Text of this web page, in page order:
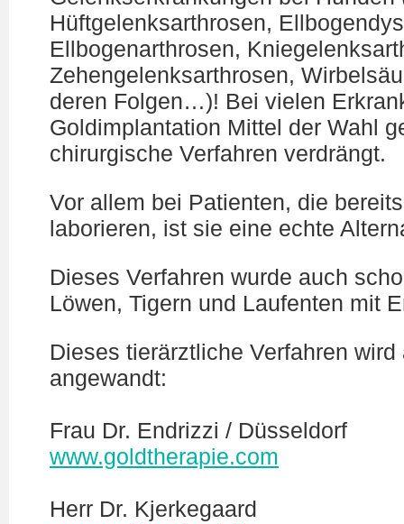
Hüftgelenksarthrosen,
Ellbogenarthrosen,
Zehengelenksarthrosen,
deren Folgen…)! Bei vielen
Goldimplantation Mittel der Wahl
chirurgische Verfahren verdrängt.
Vor allem bei Patienten, die
laborieren, ist sie eine echte
Dieses Verfahren wurde auch
Löwen, Tigern und Laufenten mit
Dieses tierärztliche Verfahren
angewandt:
Frau Dr. Endrizzi / Düsseldorf
www.goldtherapie.com
Herr Dr. Kjerkegaard